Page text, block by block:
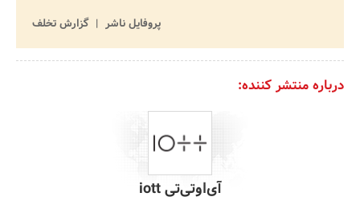
پروفایل ناشر
گزارش تخلف
درباره منتشر کننده:
آی‌اوتی‌تی iott